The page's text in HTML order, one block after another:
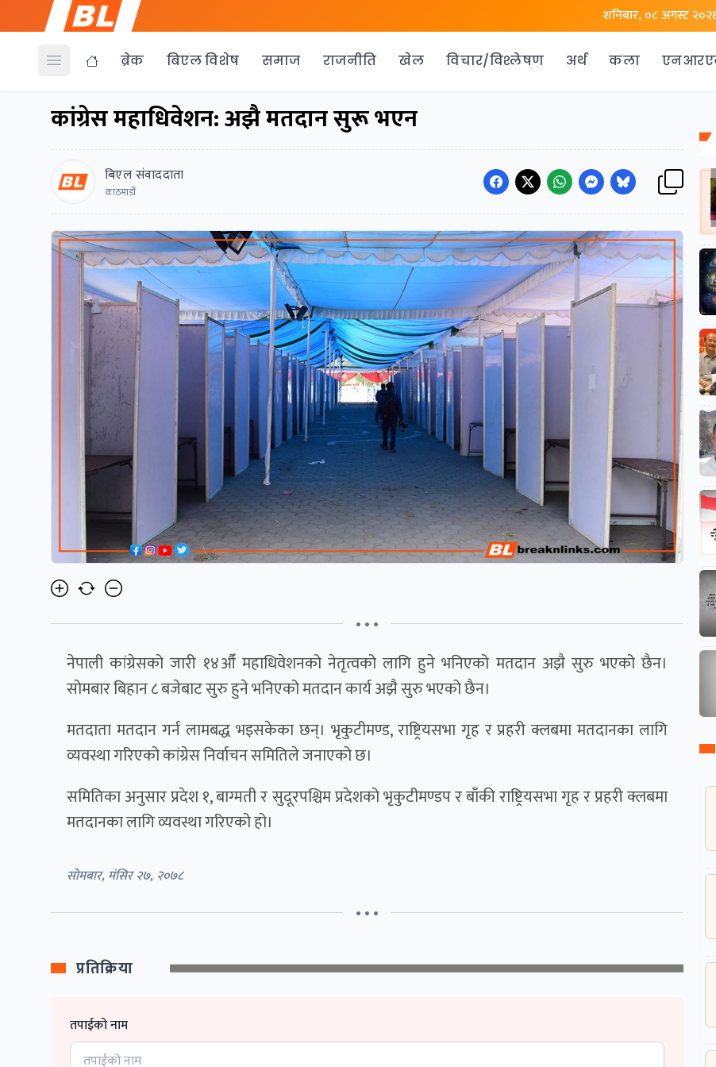
शनिबार, ०८ अगस्ट
Open menu ब्रेक बिएल विशेष समाज राजनीति खेल विचार/विश्लेषण अर्थ कला
कांग्रेस महाधिवेशन: अझै मतदान सुरू भएन
बिएल संवाददाता
काठमाडौं
• • •
नेपाली कांग्रेसको जारी १४औँ महाधिवेशनको नेतृत्वको लागि हुने भनिएको मतदान अझै सुरु भएको छैन।
सोमबार बिहान ८ बजेबाट सुरु हुने भनिएको मतदान कार्य अझै सुरु भएको छैन।
मतदाता मतदान गर्न लामबद्ध भइसकेका छन्। भृकुटीमण्ड, राष्ट्रियसभा गृह र प्रहरी क्लबमा मतदानका लागि
व्यवस्था गरिएको कांग्रेस निर्वाचन समितिले जनाएको छ।
समितिका अनुसार प्रदेश १, बाग्मती र सुदूरपश्चिम प्रदेशको भृकुटीमण्डप र बाँकी राष्ट्रियसभा गृह र प्रहरी क्लबमा
मतदानका लागि व्यवस्था गरिएको हो।
सोमबार, मंसिर २७, २०७८
• • •
प्रतिक्रिया
तपाईको नाम